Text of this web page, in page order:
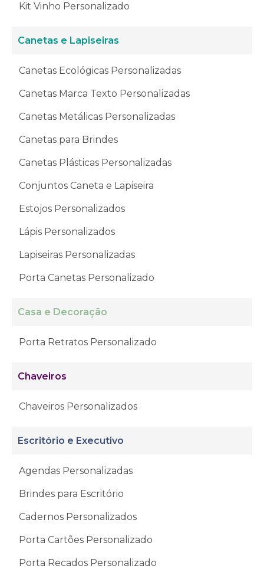
Kit Vinho Personalizado
Canetas e Lapiseiras
Canetas Ecológicas Personalizadas
Canetas Marca Texto Personalizadas
Canetas Metálicas Personalizadas
Canetas para Brindes
Canetas Plásticas Personalizadas
Conjuntos Caneta e Lapiseira
Estojos Personalizados
Lápis Personalizados
Lapiseiras Personalizadas
Porta Canetas Personalizado
Casa e Decoração
Porta Retratos Personalizado
Chaveiros
Chaveiros Personalizados
Escritório e Executivo
Agendas Personalizadas
Brindes para Escritório
Cadernos Personalizados
Porta Cartões Personalizado
Porta Recados Personalizado